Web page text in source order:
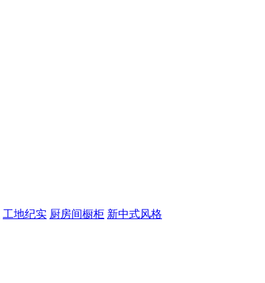
工地纪实 厨房间橱柜 新中式风格